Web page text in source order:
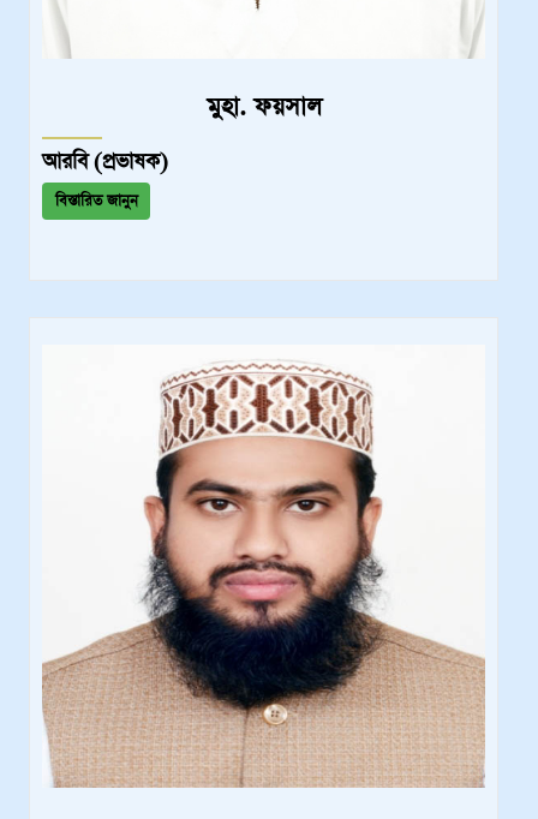
মুহা. ফয়সাল
আরবি (প্রভাষক)
বিস্তারিত জানুন